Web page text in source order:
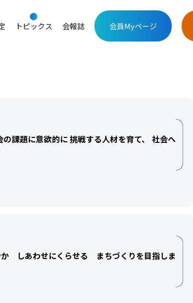
トピックス 会報誌 会員Myページ
課題に意欲的に 挑戦する人材を育て、 社会へ
か しあわせにくらせる まちづくりを目指しま